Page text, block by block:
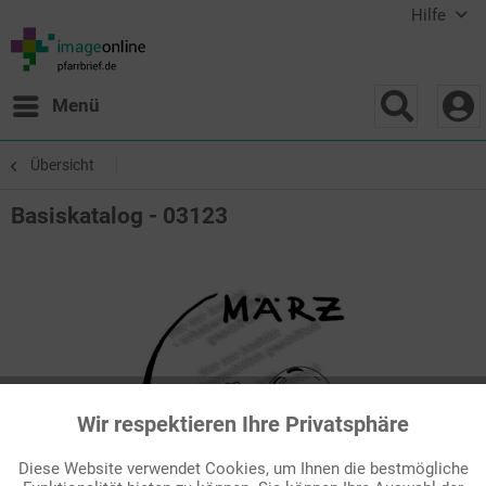
Hilfe
Menü
Übersicht
Basiskatalog - 03123
Funktionale Aktiv
Wir respektieren Ihre Privatsphäre
Diese Website verwendet Cookies, um Ihnen die bestmögliche